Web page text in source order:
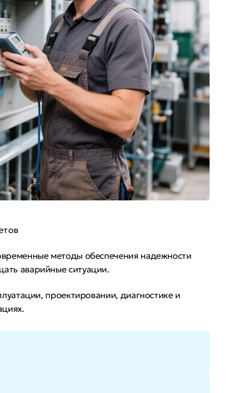
методы обеспечения надежности
аварийные ситуации.
проектировании, диагностике и
на более ответственные должности и